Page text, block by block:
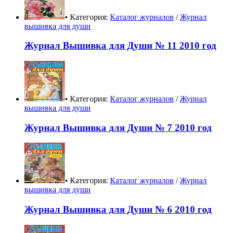
• Категория: Каталог журналов /Журнал
вышивка для души
Журнал Вышивка для Души № 11 2010 год
• Категория: Каталог журналов /Журнал
вышивка для души
Журнал Вышивка для Души № 7 2010 год
• Категория: Каталог журналов /Журнал
вышивка для души
Журнал Вышивка для Души № 6 2010 год